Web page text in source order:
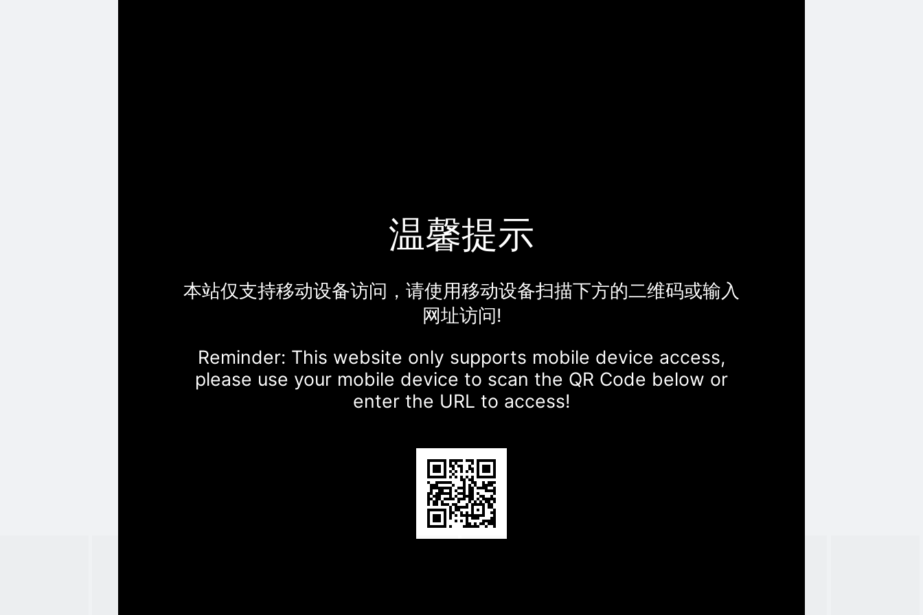
温馨提示
本站仅支持移动设备访问，请使用移动设备扫描下方的二维码或输入
网址访问!
Reminder: This website only supports mobile device access,
please use your mobile device to scan the QR Code below or
enter the URL to access!